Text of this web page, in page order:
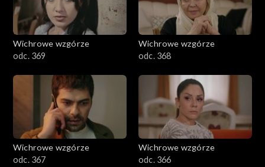
Wichrowe wzgórze
odc. 369
Wichrowe wzgórze
odc. 368
Wichrowe wzgórze
odc. 367
Wichrowe wzgórze
odc. 366